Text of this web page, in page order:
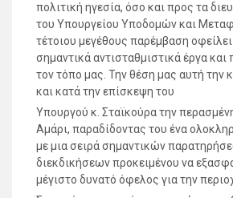
πολιτική ηγεσία, όσο και προς τα
του Υπουργείου Υποδομών και
τέτοιου μεγέθους παρέμβαση
σημαντικά αντισταθμιστικά έργα και
τον τόπο μας. Την θέση μας αυτή την
και κατά την επίσκεψη του
Υπουργού κ. Σταϊκούρα την
Αμάρι, παραδίδοντας του ένα
με μια σειρά σημαντικών
διεκδικήσεων προκειμένου να
μέγιστο δυνατό όφελος για την